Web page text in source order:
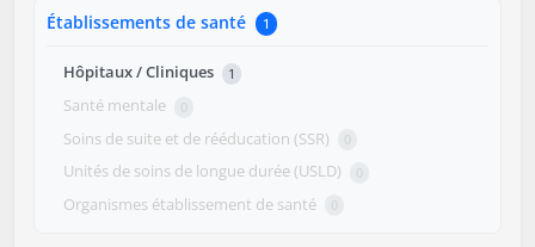
Établissements de santé 1
Hôpitaux / Cliniques 1
Santé mentale 0
Soins de suite et de rééducation (SSR) 0
Unités de soins de longue durée (USLD) 0
Organismes établissement de santé 0